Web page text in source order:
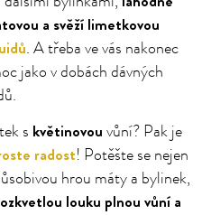
a svěží limetkovou
. A třeba ve vás nakonec
jako v dobách dávných
s květinovou vůní? Pak je
radost! Potěšte se nejen
hrou máty a bylinek,
louku plnou vůní a